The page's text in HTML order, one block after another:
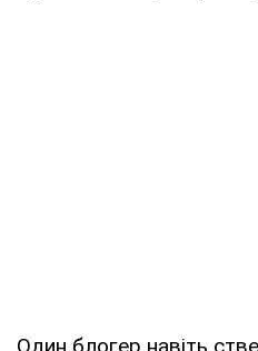
Один блогер навіть